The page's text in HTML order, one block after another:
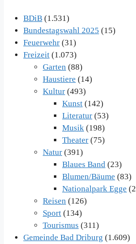
BDiB (1.531)
Bundestagswahl 2025 (15)
Feuerwehr (31)
Freizeit (1.073)
Garten (88)
Haustiere (14)
Kultur (493)
Kunst (142)
Literatur (53)
Musik (198)
Theater (75)
Natur (391)
Blaues Band (23)
Blumen/Bäume (83)
Nationalpark Egge
Reisen (126)
Sport (134)
Tourismus (311)
Gemeinde Bad Driburg (1.609)